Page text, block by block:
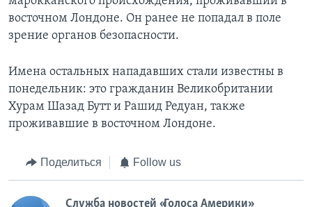
восточном Лондоне. Он ранее не попадал в поле
зрение органов безопасности.
Имена остальных нападавших стали известны в
понедельник: это гражданин Великобритании
Хурам Шазад Бутт и Рашид Редуан, также
проживавшие в восточном Лондоне.
Поделиться Follow us
Служба новостей «Голоса Америки»